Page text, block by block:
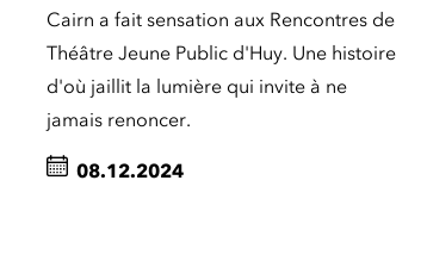
Cairn a fait sensation aux Rencontres de
Théâtre Jeune Public d'Huy. Une histoire
d'où jaillit la lumière qui invite à ne
jamais renoncer.
08.12.2024